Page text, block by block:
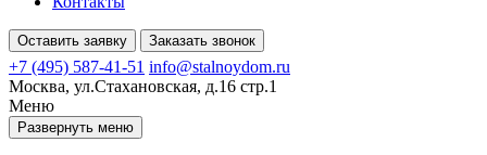
Оставить заявку Заказать звонок
+7 (495) 587-41-51 info@stalnoydom.ru
Москва, ул.Стахановская, д.16 стр.1
Меню
Развернуть меню